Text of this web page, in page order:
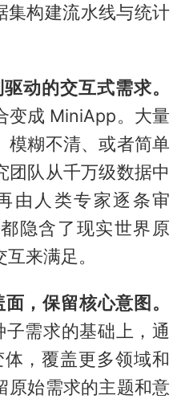
集构建流水线与统计
动的交互式需求。
变成 MiniApp。大量
模糊不清、或者简单
团队从千万级数据中
由人类专家逐条审
隐含了现实世界原
来满足。
，保留核心意图。
需求的基础上，通
，覆盖更多领域和
原始需求的主题和意